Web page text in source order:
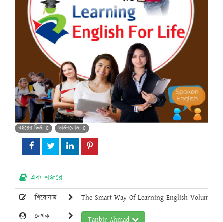
বইয়ের ভিউ: 0 ডাউনলোড: 0
এক নজরে
শিরোনাম
The Smart Way Of Learning English Volume
লেখক
Tanbir Ahmad